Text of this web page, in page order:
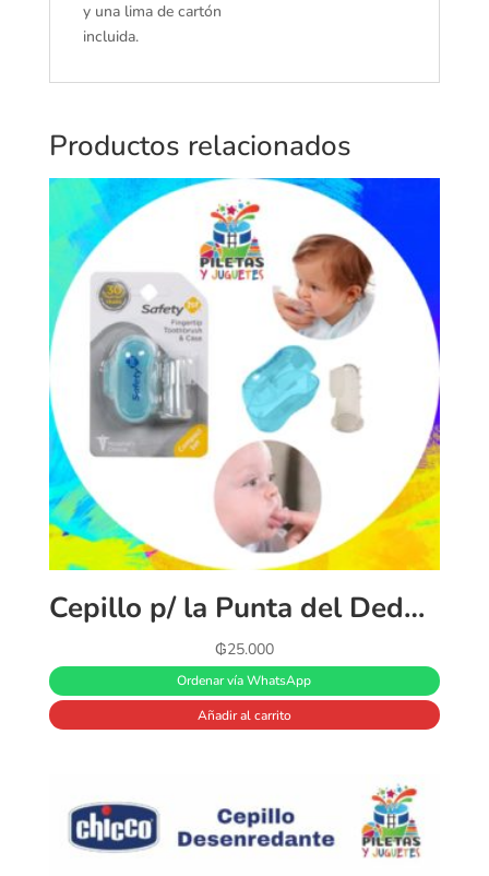
y una lima de cartón
incluida.
Productos relacionados
Cepillo p/ la Punta del Dedo 2-en-1
₲25.000
Ordenar vía WhatsApp
Añadir al carrito